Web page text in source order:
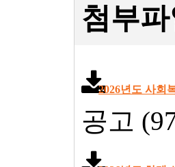
첨부파
2026년도 사회
공고